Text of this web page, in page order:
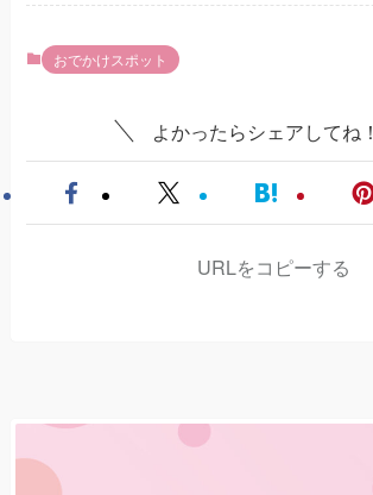
おでかけスポット
よかったらシェアしてね！
URLをコピーする